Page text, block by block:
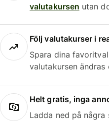
valutakursen utan
Följ valutakurser i
Spara dina
valutakursen ändras
Helt gratis, inga
Ladda ned på några